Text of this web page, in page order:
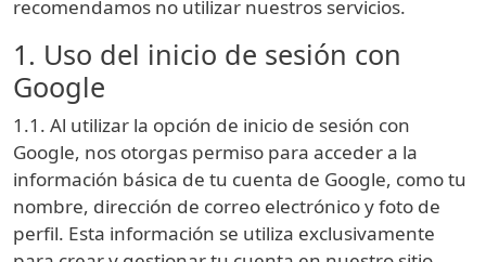
recomendamos no utilizar nuestros servicios.
1. Uso del inicio de sesión con
Google
1.1. Al utilizar la opción de inicio de sesión con
Google, nos otorgas permiso para acceder a la
información básica de tu cuenta de Google, como tu
nombre, dirección de correo electrónico y foto de
perfil. Esta información se utiliza exclusivamente